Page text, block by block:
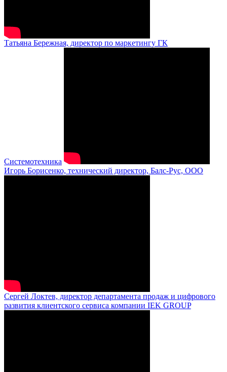
Татьяна Бережная, директор по маркетингу ГК
Системотехника
Игорь Борисенко, технический директор, Балс-Рус, ООО
Сергей Локтев, директор департамента продаж и цифрового
развития клиентского сервиса компании IEK GROUP